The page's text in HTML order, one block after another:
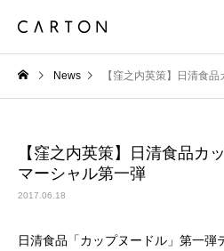
News 【窪之内英策】日清食品カッ
【窪之内英策】日清食品カ
マーシャル第一弾
2017.06.18
日清食品「カップヌードル」第一弾